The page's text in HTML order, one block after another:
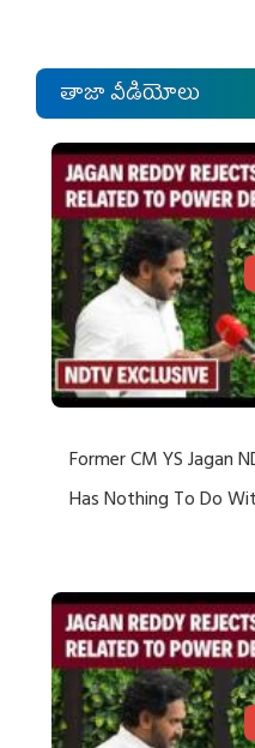
తాజా వీడియోలు
Former CM YS Jagan
Has Nothing To Do